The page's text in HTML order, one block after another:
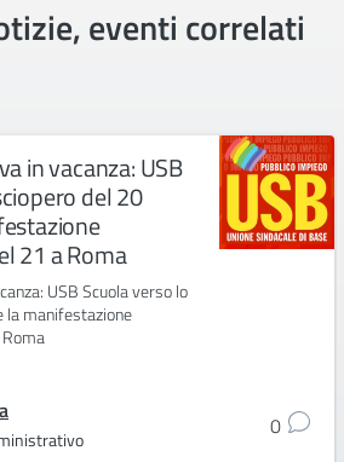
eventi correlati
in vacanza: USB
del 20
21 a Roma
USB Scuola verso lo
la manifestazione
0